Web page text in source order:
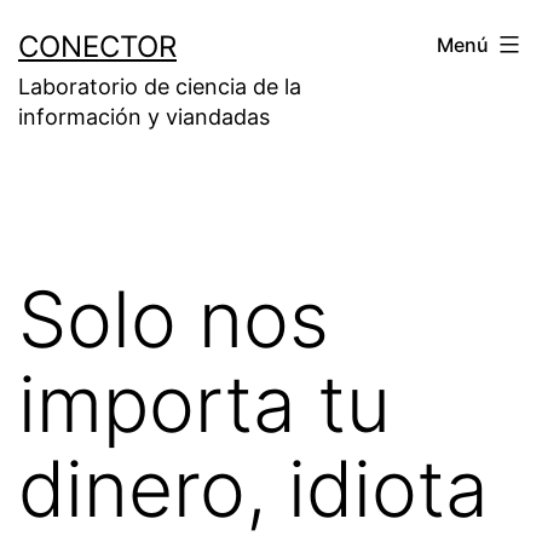
contenido
CONECTOR
Laboratorio de ciencia de la
información y viandadas
Menú
Solo nos
importa tu
dinero, idiota